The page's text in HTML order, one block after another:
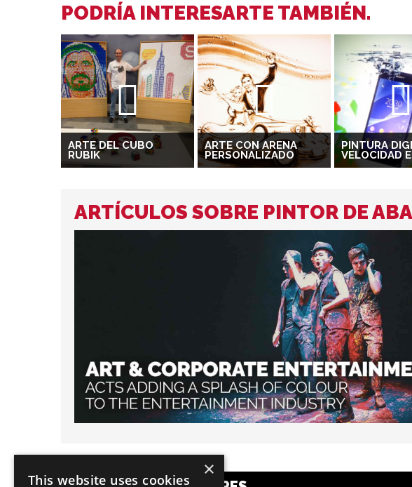
PODRÍA INTERESARTE TAMBIÉN.
ARTE DEL CUBO
RUBIK
ARTE CON ARENA
PERSONALIZADO
PINTURA
VELOCIDAD
ARTÍCULOS SOBRE PINTOR DE
×
This website uses cookies